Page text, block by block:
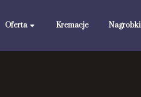
Oferta Kremacje Nagrobki